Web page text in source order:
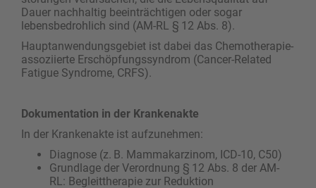
Dauer nachhaltig beeinträchtigen oder sogar
lebensbedrohlich sind (AM-RL § 12 Abs. 8).
Hauptanwendungsgebiet ist dabei das Chemotherapie-
assoziierte Erschöpfungssyndrom ­(Cancer-Related
Fatigue Syndrome, CRFS).
Dokumentation in der Krankenakte
In der Krankenakte ist aufzunehmen:
Diagnose (z. B. Mammakarzinom, ICD-10, C50)
Grundlage der Verordnung § 12 Abs. 8 der AM-
RL: Begleittherapie zur Reduktion